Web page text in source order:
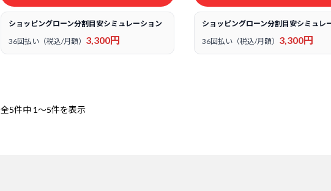
ショッピングローン分割目安シミュレーション
36回払い（税込/月額） 3,300円
ショッピングローン分割目安シミュレ
36回払い（税込/月額） 3,300円
全5件中 1～5件を表示